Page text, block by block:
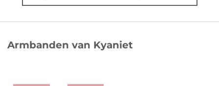
Armbanden van Kyaniet